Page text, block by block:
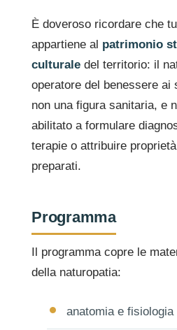
È doveroso ricordare che
appartiene al patrimonio
culturale del territorio: il
operatore del benessere ai
non una figura sanitaria, e
abilitato a formulare
terapie o attribuire
preparati.
Programma
Il programma copre le
della naturopatia:
anatomia e fisiologia